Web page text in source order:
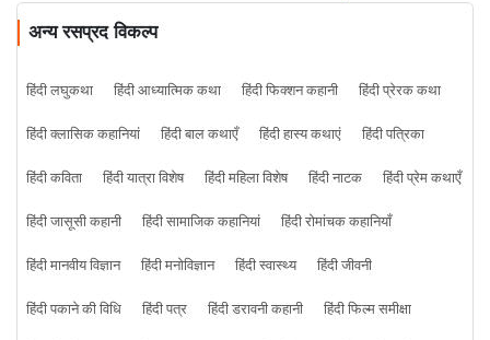
अन्य रसप्रद विकल्प
हिंदी लघुकथा हिंदी आध्यात्मिक कथा हिंदी फिक्शन कहानी
हिंदी प्रेरक कथा
हिंदी क्लासिक कहानियां
हिंदी बाल कथाएँ हिंदी हास्य कथाएं
हिंदी पत्रिका
हिंदी कविता
हिंदी यात्रा विशेष हिंदी महिला विशेष हिंदी नाटक
हिंदी प्रेम कथाएँ
हिंदी जासूसी कहानी
हिंदी सामाजिक कहानियां
हिंदी रोमांचक कहानियाँ
हिंदी मानवीय विज्ञान
हिंदी मनोविज्ञान हिंदी स्वास्थ्य
हिंदी जीवनी
हिंदी पकाने की विधि
हिंदी पत्र हिंदी डरावनी कहानी
हिंदी फिल्म समीक्षा